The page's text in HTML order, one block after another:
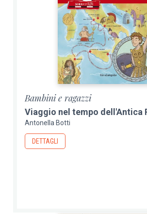
Bambini e ragazzi
Viaggio nel tempo dell'Antica
Antonella Botti
DETTAGLI